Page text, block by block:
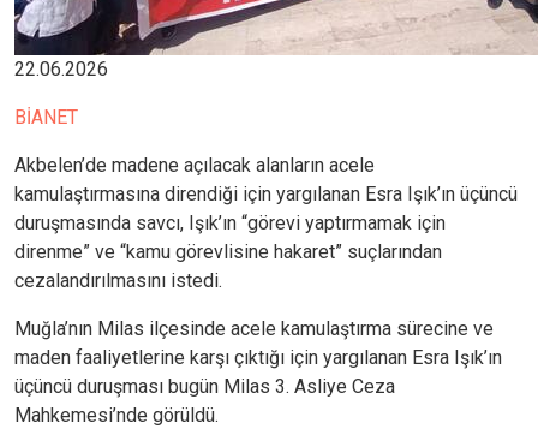
22.06.2026
BİANET
Akbelen’de madene açılacak alanların acele
kamulaştırmasına direndiği için yargılanan Esra Işık’ın üçüncü
duruşmasında savcı, Işık’ın “görevi yaptırmamak için
direnme” ve “kamu görevlisine hakaret” suçlarından
cezalandırılmasını istedi.
Muğla’nın Milas ilçesinde acele kamulaştırma sürecine ve
maden faaliyetlerine karşı çıktığı için yargılanan Esra Işık’ın
üçüncü duruşması bugün Milas 3. Asliye Ceza
Mahkemesi’nde görüldü.